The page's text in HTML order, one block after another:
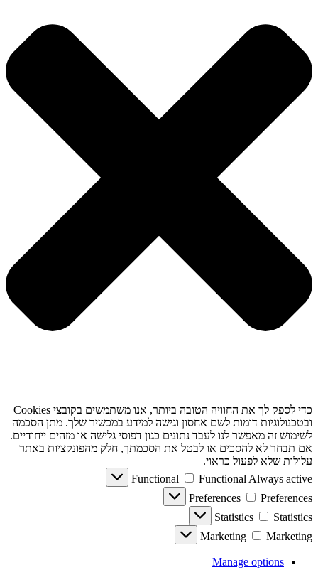
כדי לספק לך את החוויה הטובה ביותר, אנו משתמשים בקובצי Cookies
ובטכנולוגיות דומות לשם אחסון וגישה למידע במכשיר שלך. מתן הסכמה
לשימוש זה מאפשר לנו לעבד נתונים כגון דפוסי גלישה או מזהים ייחודיים.
אם תבחר לא להסכים או לבטל את הסכמתך, חלק מהפונקציות באתר
עלולות שלא לפעול כראוי.
Functional
FunctionalAlways active
Preferences
Preferences
Statistics
Statistics
Marketing
Marketing
Manage options